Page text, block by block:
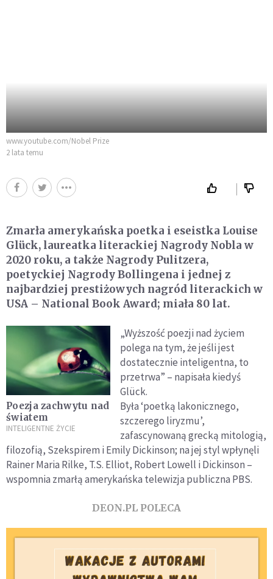
www.youtube.com/Nobel Prize
2 lata temu
Zmarła amerykańska poetka i eseistka Louise
Glück, laureatka literackiej Nagrody Nobla w
2020 roku, a także Nagrody Pulitzera,
poetyckiej Nagrody Bollingena i jednej z
najbardziej prestiżowych nagród literackich w
USA – National Book Award; miała 80 lat.
Poezja zachwytu nad
światem
INTELIGENTNE ŻYCIE
„Wyższość poezji nad życiem
polega na tym, że jeśli jest
dostatecznie inteligentna, to
przetrwa” – napisała kiedyś
Glück.
Była ‘poetką lakonicznego,
szczerego liryzmu’,
zafascynowaną grecką mitologią,
filozofią, Szekspirem i Emily Dickinson; na jej styl wpłynęli
Rainer Maria Rilke, T.S. Elliot, Robert Lowell i Dickinson –
wspomnia zmarłą amerykańska telewizja publiczna PBS.
DEON.PL POLECA